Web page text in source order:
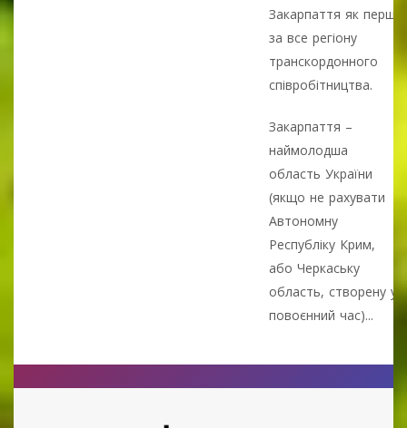
Закарпаття як перш
за все регіону
транскордонного
співробітництва.
Закарпаття –
наймолодша
область України
(якщо не рахувати
Автономну
Республіку Крим,
або Черкаську
область, створену у
повоєнний час)...